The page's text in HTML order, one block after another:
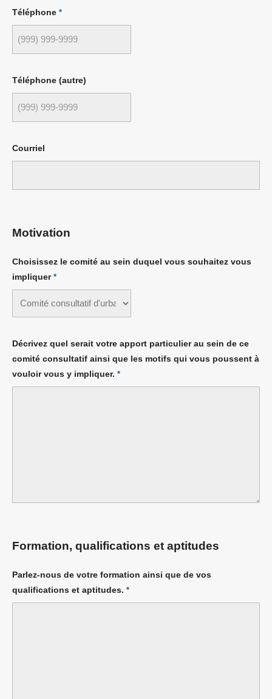
Téléphone *
Téléphone (autre)
Courriel
Motivation
Choisissez le comité au sein duquel vous souhaitez vous
impliquer *
Décrivez quel serait votre apport particulier au sein de ce
comité consultatif ainsi que les motifs qui vous poussent à
vouloir vous y impliquer. *
Formation, qualifications et aptitudes
Parlez-nous de votre formation ainsi que de vos
qualifications et aptitudes. *